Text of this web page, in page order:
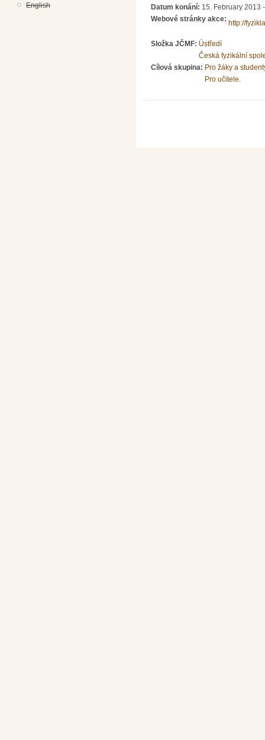
English
Datum konání: 15. February 2013
Webové stránky akce:
http://
Složka JČMF: Ústředí
Česká fyzikální
Cílová skupina: Pro žáky a
Pro učitele.